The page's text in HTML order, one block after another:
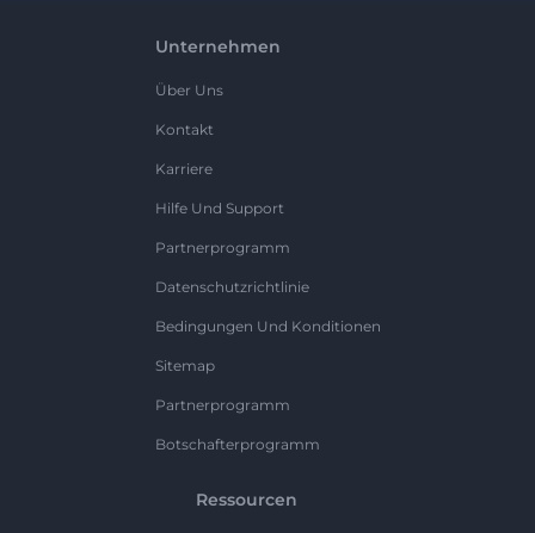
Unternehmen
Über Uns
Kontakt
Karriere
Hilfe Und Support
Partnerprogramm
Datenschutzrichtlinie
Bedingungen Und Konditionen
Sitemap
Partnerprogramm
Botschafterprogramm
Ressourcen